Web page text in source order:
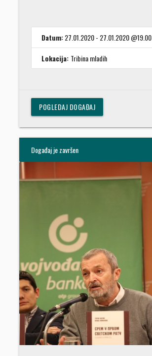
Datum:27.01.2020 - 27.01.2020 @19.00
Lokacija: Tribina mladih
POGLEDAJ DOGAĐAJ
Događaj je završen